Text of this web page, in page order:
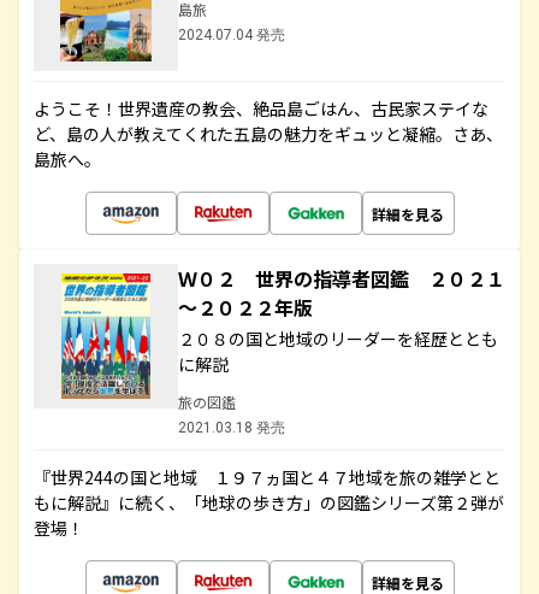
島旅
2024.07.04 発売
ようこそ！世界遺産の教会、絶品島ごはん、古民家ステイな
ど、島の人が教えてくれた五島の魅力をギュッと凝縮。さあ、
島旅へ。
詳細を見る
Ｗ０２ 世界の指導者図鑑 ２０２１
～２０２２年版
２０８の国と地域のリーダーを経歴ととも
に解説
旅の図鑑
2021.03.18 発売
『世界244の国と地域 １９７ヵ国と４７地域を旅の雑学とと
もに解説』に続く、「地球の歩き方」の図鑑シリーズ第２弾が
登場！
詳細を見る